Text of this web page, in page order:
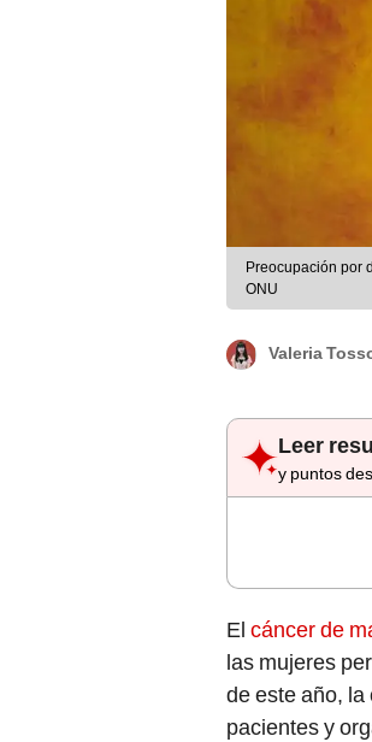
Preocupación por
ONU
Valeria
Leer
y puntos
El cáncer de
las mujeres
de este año,
pacientes y